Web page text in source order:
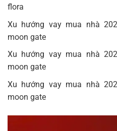
flora
Xu hướng vay mua nhà
moon gate
Xu hướng vay mua nhà
moon gate
Xu hướng vay mua nhà
moon gate